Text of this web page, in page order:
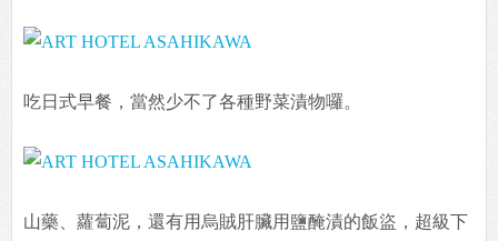
吃日式早餐，當然少不了各種野菜漬物囉。
山藥、蘿蔔泥，還有用烏賊肝臟用鹽醃漬的飯盜，超級下